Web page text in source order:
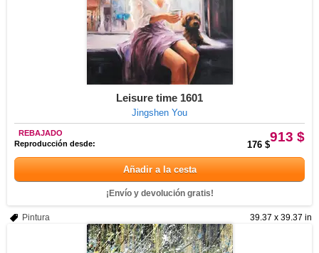
Leisure time 1601
Jingshen You
913 $
REBAJADO
Reproducción desde:
176 $
Añadir a la cesta
¡Envío y devolución gratis!
39.37 x 39.37 in
Pintura